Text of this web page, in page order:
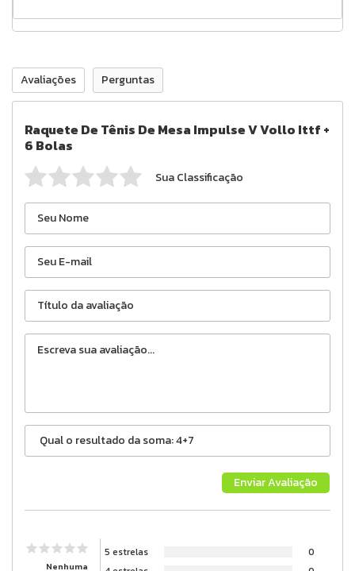
Avaliações Perguntas
Raquete De Tênis De Mesa Impulse V Vollo Ittf +
6 Bolas
Sua Classificação
Nenhuma
5 estrelas
0